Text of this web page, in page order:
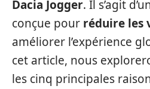
Dacia Jogger. Il s’agit
conçue pour réduire les
améliorer l’expérience
cet article, nous
les cinq principales